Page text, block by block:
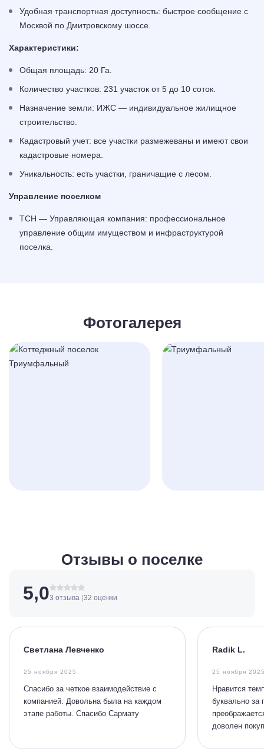
Удобная транспортная доступность: быстрое сообщение с
Москвой по Дмитровскому шоссе.
Характеристики:
Общая площадь: 20 Га.
Количество участков: 231 участок от 5 до 10 соток.
Назначение земли: ИЖС — индивидуальное жилищное
строительство.
Кадастровый учет: все участки размежеваны и имеют свои
кадастровые номера.
Уникальность: есть участки, граничащие с лесом.
Управление поселком
ТСН — Управляющая компания: профессиональное
управление общим имуществом и инфраструктурой
поселка.
Фотогалерея
Отзывы о поселке
5,03 отзыва 32 оценки
Светлана Левченко
25 ноября 2025
Спасибо за четкое взаимодействие с
компанией. Довольна была на каждом
этапе работы. Спасибо Сармату
Radik L.
25 ноября
Нравится
буквально за
доволен